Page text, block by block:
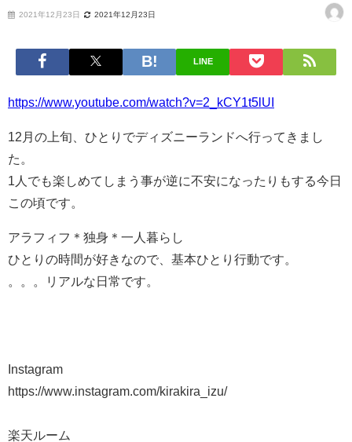
2021年12月23日 2021年12月23日
LINE
https://www.youtube.com/watch?v=2_kCY1t5lUI
12月の上旬、ひとりでディズニーランドへ行ってきまし
た。
1人でも楽しめてしまう事が逆に不安になったりもする今日
この頃です。
アラフィフ＊独身＊一人暮らし
ひとりの時間が好きなので、基本ひとり行動です。
。。。リアルな日常です。
Instagram
https://www.instagram.com/kirakira_izu/
楽天ルーム